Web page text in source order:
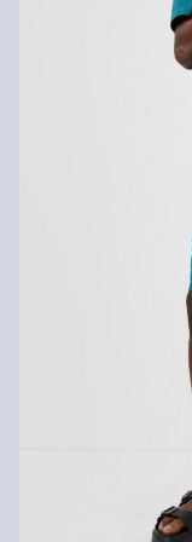
Keine
Wenn du unsere
innerhalb von 30